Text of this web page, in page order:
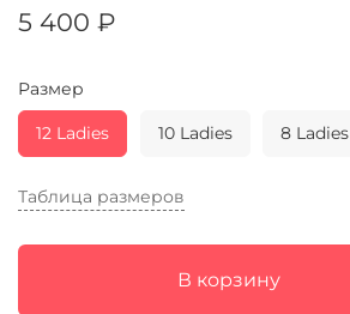
5 400 ₽
Таблица размеров
В корзину
Размер
12 Ladies 10 Ladies 8 Ladies